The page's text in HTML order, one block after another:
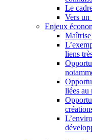
Le
Vers un
Enjeux
Maîtrise
liens
liées au